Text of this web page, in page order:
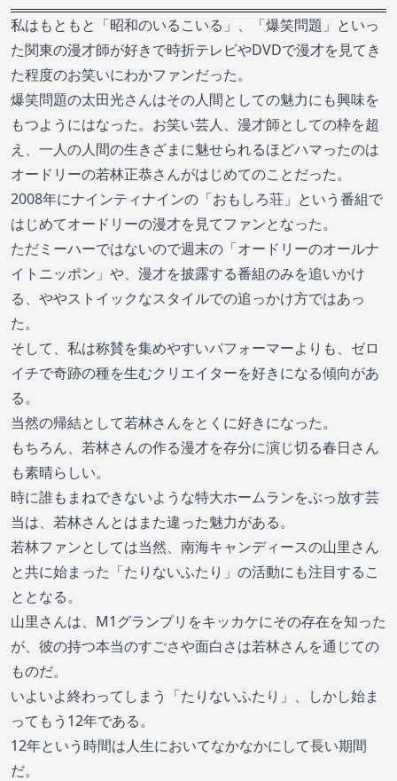
私はもともと「昭和のいるこいる」、「爆笑問題」といっ
た関東の漫才師が好きで時折テレビやDVDで漫才を見てき
た程度のお笑いにわかファンだった。
爆笑問題の太田光さんはその人間としての魅力にも興味を
もつようにはなった。お笑い芸人、漫才師としての枠を超
え、一人の人間の生きざまに魅せられるほどハマったのは
オードリーの若林正恭さんがはじめてのことだった。
2008年にナインティナインの「おもしろ荘」という番組で
はじめてオードリーの漫才を見てファンとなった。
ただミーハーではないので週末の「オードリーのオールナ
イトニッポン」や、漫才を披露する番組のみを追いかけ
る、ややストイックなスタイルでの追っかけ方ではあっ
た。
そして、私は称賛を集めやすいパフォーマーよりも、ゼロ
イチで奇跡の種を生むクリエイターを好きになる傾向があ
る。
当然の帰結として若林さんをとくに好きになった。
もちろん、若林さんの作る漫才を存分に演じ切る春日さん
も素晴らしい。
時に誰もまねできないような特大ホームランをぶっ放す芸
当は、若林さんとはまた違った魅力がある。
若林ファンとしては当然、南海キャンディースの山里さん
と共に始まった「たりないふたり」の活動にも注目するこ
ととなる。
山里さんは、M1グランプリをキッカケにその存在を知った
が、彼の持つ本当のすごさや面白さは若林さんを通じての
ものだ。
いよいよ終わってしまう「たりないふたり」、しかし始ま
ってもう12年である。
12年という時間は人生においてなかなかにして長い期間
だ。